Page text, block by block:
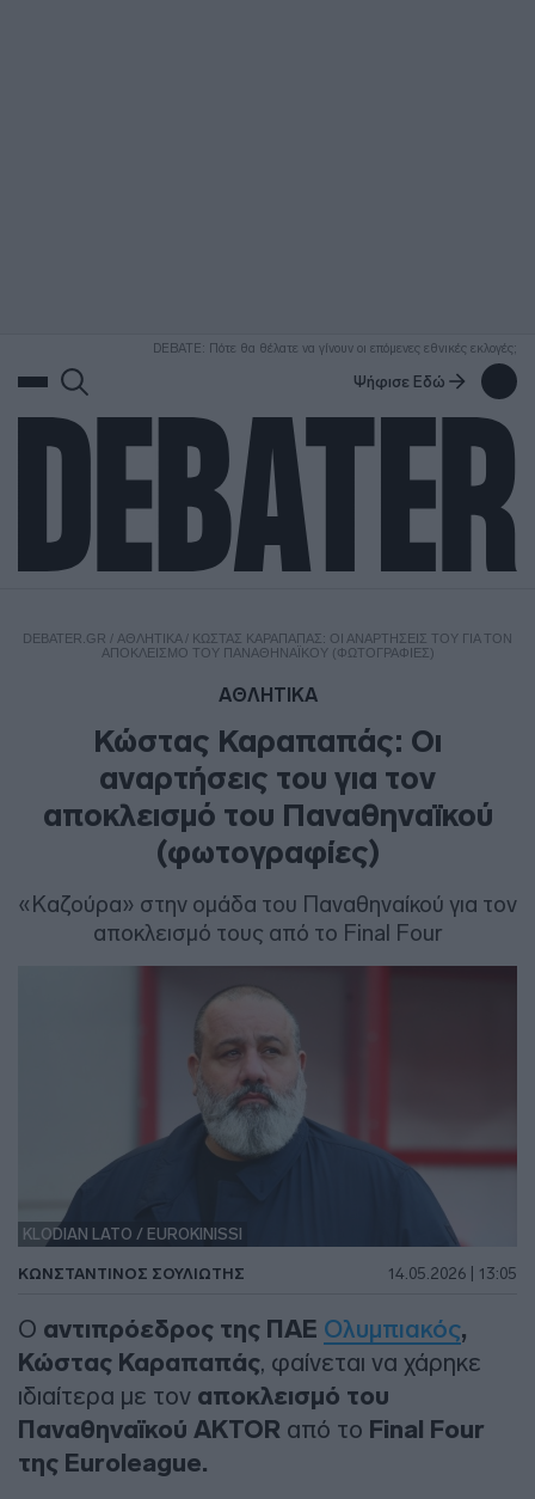
DEBATE: Πότε θα θέλατε να γίνουν οι επόμενες εθνικές εκλογές;
Ψήφισε Εδώ
DEBATER.GR / ΑΘΛΗΤΙΚΑ/ ΚΏΣΤΑΣ ΚΑΡΑΠΑΠΆΣ: ΟΙ ΑΝΑΡΤΉΣΕΙΣ ΤΟΥ ΓΙΑ ΤΟΝ
ΑΠΟΚΛΕΙΣΜΌ ΤΟΥ ΠΑΝΑΘΗΝΑΪΚΟΎ (ΦΩΤΟΓΡΑΦΊΕΣ)
ΑΘΛΗΤΙΚΑ
Κώστας Καραπαπάς: Οι
αναρτήσεις του για τον
αποκλεισμό του Παναθηναϊκού
(φωτογραφίες)
«Καζούρα» στην ομάδα του Παναθηναίκού για τον
αποκλεισμό τους από το Final Four
KLODIAN LATO / EUROKINISSI
ΚΩΝΣΤΑΝΤΙΝΟΣ ΣΟΥΛΙΩΤΗΣ 14.05.2026 | 13:05
Ο αντιπρόεδρος της ΠΑΕ Ολυμπιακός,
Κώστας Καραπαπάς, φαίνεται να χάρηκε
ιδιαίτερα με τον αποκλεισμό του
Παναθηναϊκού AKTOR από το Final Four
της Euroleague.